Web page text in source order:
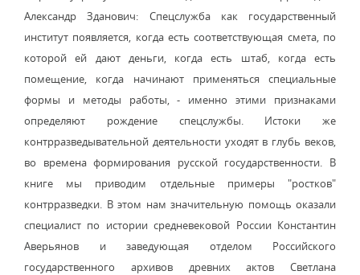
Александр Зданович: Спецслужба как государственный
институт появляется, когда есть соответствующая смета, по
которой ей дают деньги, когда есть штаб, когда есть
помещение, когда начинают применяться специальные
формы и методы работы, - именно этими признаками
определяют рождение спецслужбы. Истоки же
контрразведывательной деятельности уходят в глубь веков,
во времена формирования русской государственности. В
книге мы приводим отдельные примеры "ростков"
контрразведки. В этом нам значительную помощь оказали
специалист по истории средневековой России Константин
Аверьянов и заведующая отделом Российского
государственного архивов древних актов Светлана